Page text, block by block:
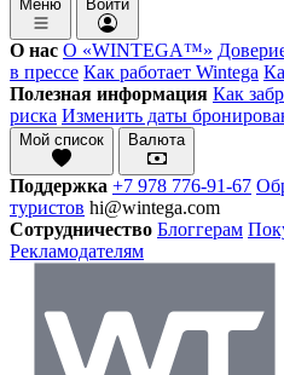
Меню Войти
О нас О «WINTEGA™»
в прессе Как работает Wintega
Полезная информация Как
риска Изменить даты
Мой список Валюта
Поддержка +7 978 776-91-67
туристов hi@wintega.com
Сотрудничество Блоггерам
Рекламодателям